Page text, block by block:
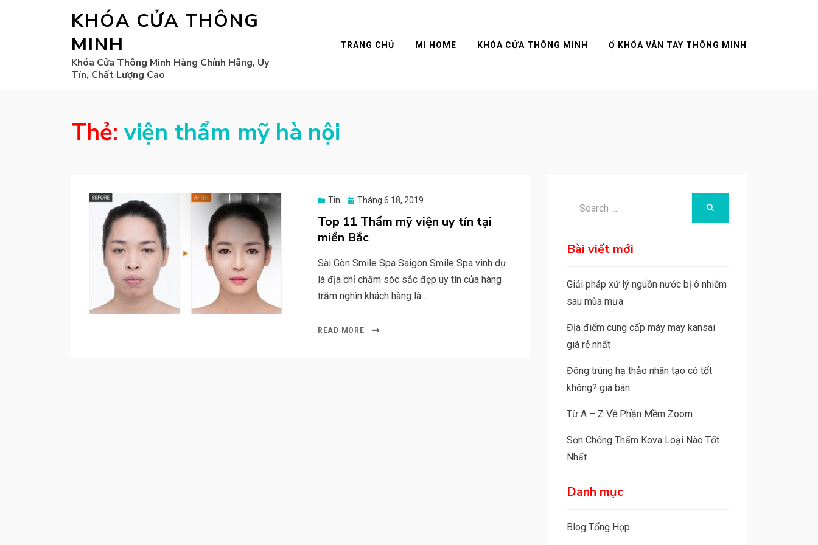
KHÓA CỬA THÔNG
MINH
Khóa Cửa Thông Minh Hàng Chính Hãng, Uy
Tín, Chất Lượng Cao
TRANG CHỦ MI HOME KHÓA CỬA THÔNG MINH Ổ KHÓA VÂN TAY THÔNG MINH
Thẻ: viện thẩm mỹ hà nội
Tin
Posted
Tháng 6 18, 2019
Top 11 Thẩm mỹ viện uy tín tại
miền Bắc
Sài Gòn Smile Spa Saigon Smile Spa vinh dự
là địa chỉ chăm sóc sắc đẹp uy tín của hàng
trăm nghìn khách hàng là…
READ MORE
Bài viết mới
Giải pháp xử lý nguồn nước bị ô nhiễm
sau mùa mưa
Địa điểm cung cấp máy may kansai
giá rẻ nhất
Đông trùng hạ thảo nhân tạo có tốt
không? giá bán
Từ A – Z Về Phần Mềm Zoom
Sơn Chống Thấm Kova Loại Nào Tốt
Nhất
Danh mục
Blog Tổng Hợp